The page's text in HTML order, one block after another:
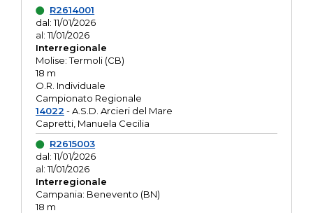
R2614001
dal: 11/01/2026
al: 11/01/2026
Interregionale
Molise: Termoli (CB)
18 m
O.R. Individuale
Campionato Regionale
14022 - A.S.D. Arcieri del Mare
Capretti, Manuela Cecilia
R2615003
dal: 11/01/2026
al: 11/01/2026
Interregionale
Campania: Benevento (BN)
18 m